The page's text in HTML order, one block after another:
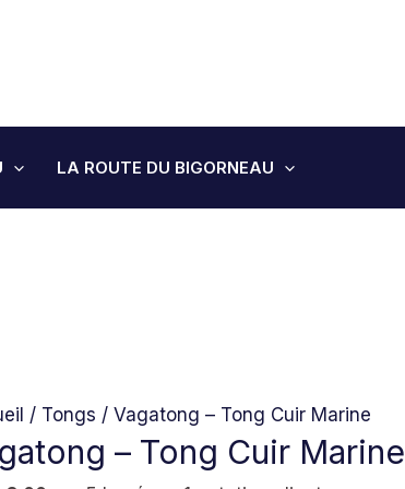
LA ROUTE DU BIGORNEAU
/ Tongs / Vagatong – Tong Cuir Marine
– Tong Cuir Marine